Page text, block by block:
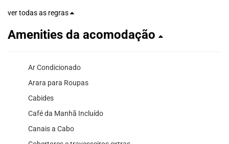
ver todas as regras
Amenities da acomodação
Ar Condicionado
Arara para Roupas
Cabides
Café da Manhã Incluído
Canais a Cabo